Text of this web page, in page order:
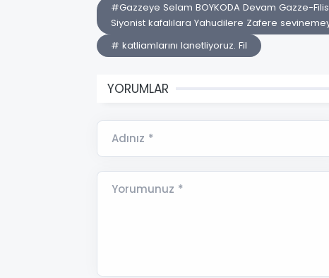
#Gazzeye Selam BOYKODA Devam Gazze-
Siyonist kafalılara Yahudilere Zafere
# katliamlarını lanetliyoruz. Fil
YORUMLAR
Adınız *
Yorumunuz *